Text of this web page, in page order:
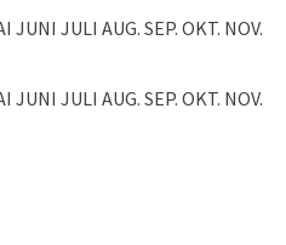
JUNI JULI AUG. SEP. OKT. NOV.
JUNI JULI AUG. SEP. OKT. NOV.